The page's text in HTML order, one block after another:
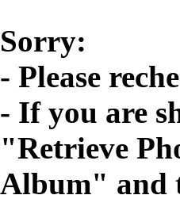
Sorry:
- Please
- If you are
"Retrieve
Album" and